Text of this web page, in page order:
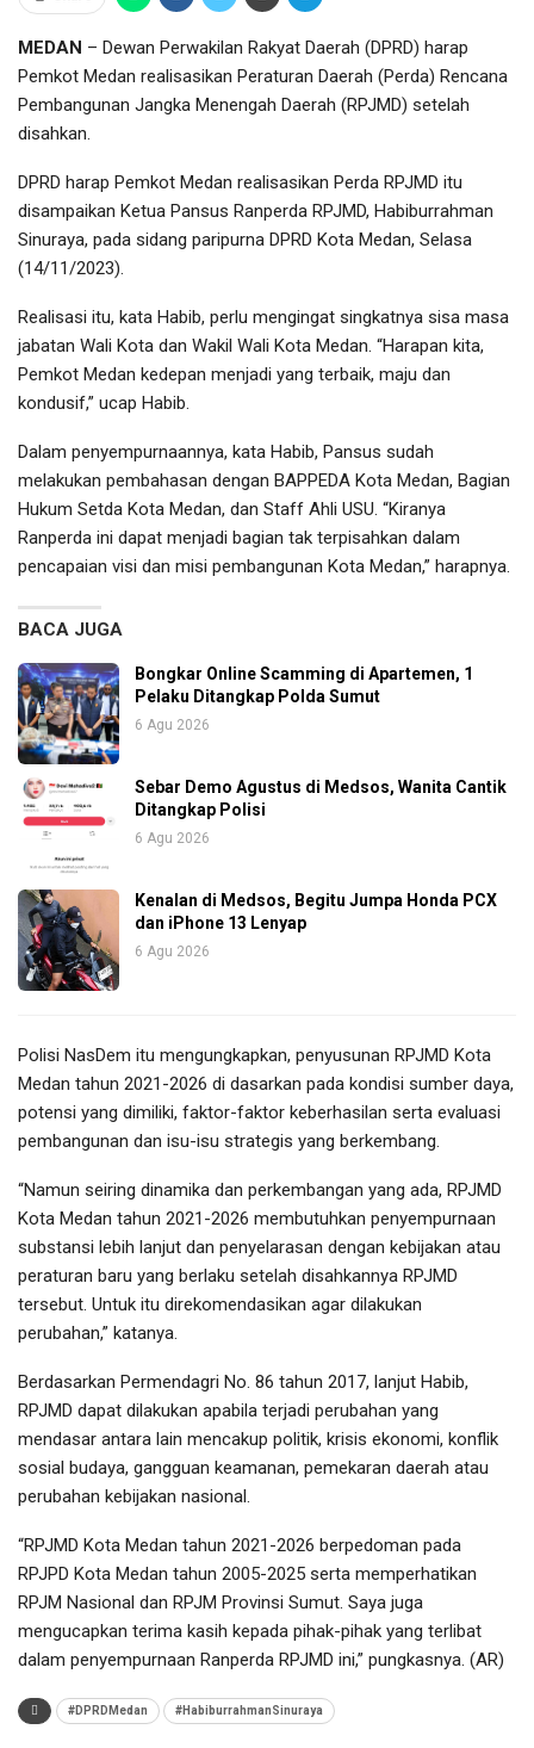
MEDAN – Dewan Perwakilan Rakyat Daerah (DPRD) harap
Pemkot Medan realisasikan Peraturan Daerah (Perda) Rencana
Pembangunan Jangka Menengah Daerah (RPJMD) setelah
disahkan.
DPRD harap Pemkot Medan realisasikan Perda RPJMD itu
disampaikan Ketua Pansus Ranperda RPJMD, Habiburrahman
Sinuraya, pada sidang paripurna DPRD Kota Medan, Selasa
(14/11/2023).
Realisasi itu, kata Habib, perlu mengingat singkatnya sisa masa
jabatan Wali Kota dan Wakil Wali Kota Medan. “Harapan kita,
Pemkot Medan kedepan menjadi yang terbaik, maju dan
kondusif,” ucap Habib.
Dalam penyempurnaannya, kata Habib, Pansus sudah
melakukan pembahasan dengan BAPPEDA Kota Medan, Bagian
Hukum Setda Kota Medan, dan Staff Ahli USU. “Kiranya
Ranperda ini dapat menjadi bagian tak terpisahkan dalam
pencapaian visi dan misi pembangunan Kota Medan,” harapnya.
BACA JUGA
Bongkar Online Scamming di Apartemen, 1
Pelaku Ditangkap Polda Sumut
6 Agu 2026
Sebar Demo Agustus di Medsos, Wanita Cantik
Ditangkap Polisi
6 Agu 2026
Kenalan di Medsos, Begitu Jumpa Honda PCX
dan iPhone 13 Lenyap
6 Agu 2026
Polisi NasDem itu mengungkapkan, penyusunan RPJMD Kota
Medan tahun 2021-2026 di dasarkan pada kondisi sumber daya,
potensi yang dimiliki, faktor-faktor keberhasilan serta evaluasi
pembangunan dan isu-isu strategis yang berkembang.
“Namun seiring dinamika dan perkembangan yang ada, RPJMD
Kota Medan tahun 2021-2026 membutuhkan penyempurnaan
substansi lebih lanjut dan penyelarasan dengan kebijakan atau
peraturan baru yang berlaku setelah disahkannya RPJMD
tersebut. Untuk itu direkomendasikan agar dilakukan
perubahan,” katanya.
Berdasarkan Permendagri No. 86 tahun 2017, lanjut Habib,
RPJMD dapat dilakukan apabila terjadi perubahan yang
mendasar antara lain mencakup politik, krisis ekonomi, konflik
sosial budaya, gangguan keamanan, pemekaran daerah atau
perubahan kebijakan nasional.
“RPJMD Kota Medan tahun 2021-2026 berpedoman pada
RPJPD Kota Medan tahun 2005-2025 serta memperhatikan
RPJM Nasional dan RPJM Provinsi Sumut. Saya juga
mengucapkan terima kasih kepada pihak-pihak yang terlibat
dalam penyempurnaan Ranperda RPJMD ini,” pungkasnya. (AR)
#DPRDMedan #HabiburrahmanSinuraya